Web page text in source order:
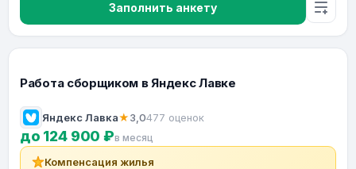
Заполнить анкету
Работа сборщиком в Яндекс Лавке
Яндекс Лавка★3,0477 оценок
до 124 900 ₽в месяц
Компенсация жилья